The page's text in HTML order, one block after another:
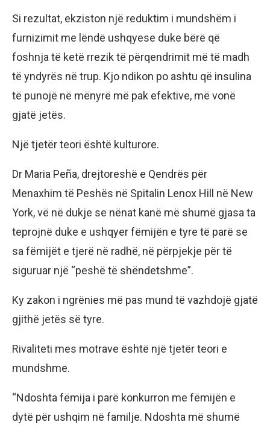
Si rezultat, ekziston një reduktim i mundshëm i
furnizimit me lëndë ushqyese duke bërë që
foshnja të ketë rrezik të përqendrimit më të madh
të yndyrës në trup. Kjo ndikon po ashtu që insulina
të punojë në mënyrë më pak efektive, më vonë
gjatë jetës.
Një tjetër teori është kulturore.
Dr Maria Peña, drejtoreshë e Qendrës për
Menaxhim të Peshës në Spitalin Lenox Hill në New
York, vë në dukje se nënat kanë më shumë gjasa ta
teprojnë duke e ushqyer fëmijën e tyre të parë se
sa fëmijët e tjerë në radhë, në përpjekje për të
siguruar një “peshë të shëndetshme”.
Ky zakon i ngrënies më pas mund të vazhdojë gjatë
gjithë jetës së tyre.
Rivaliteti mes motrave është një tjetër teori e
mundshme.
“Ndoshta fëmija i parë konkurron me fëmijën e
dytë për ushqim në familje. Ndoshta më shumë